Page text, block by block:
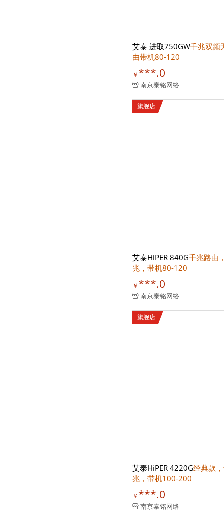
艾泰 进取750GW千兆双频
由带机80-120
￥ ***.0
南京泰铭网络
旗舰店
艾泰HiPER 840G千兆路由
兆，带机80-120
￥ ***.0
南京泰铭网络
旗舰店
艾泰HiPER 4220G经典款
兆，带机100-200
￥ ***.0
南京泰铭网络